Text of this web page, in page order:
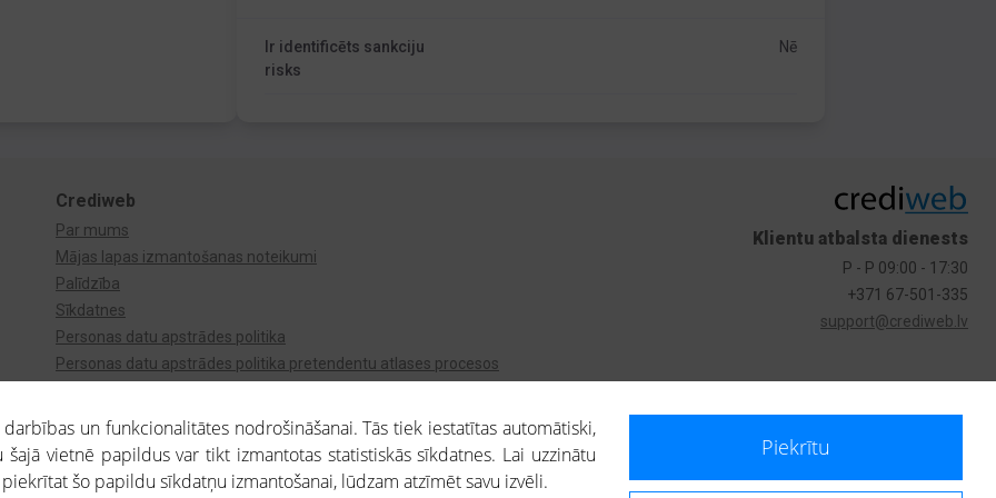
Ir identificēts sankciju
risks
Nē
Crediweb
Par mums
Mājas lapas izmantošanas noteikumi
Palīdzība
Sīkdatnes
Personas datu apstrādes politika
Personas datu apstrādes politika pretendentu atlases procesos
Klientu atbalsta dienests
P - P 09:00 - 17:30
+371 67-501-335
support@crediweb.lv
un funkcionalitātes nodrošināšanai. Tās tiek iestatītas automātiski,
vietnē papildus var tikt izmantotas statistiskās sīkdatnes. Lai uzzinātu
piekrītat šo papildu sīkdatņu izmantošanai, lūdzam atzīmēt savu izvēli.
Piekrītu